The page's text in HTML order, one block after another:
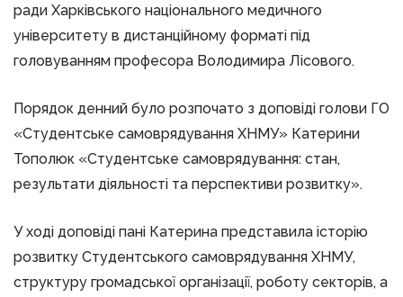
ради Харківського національного медичного
університету в дистанційному форматі під
головуванням професора Володимира Лісового.
Порядок денний було розпочато з доповіді голови ГО
«Студентське самоврядування ХНМУ» Катерини
Тополюк «Студентське самоврядування: стан,
результати діяльності та перспективи розвитку».
У ході доповіді пані Катерина представила історію
розвитку Студентського самоврядування ХНМУ,
структуру громадської організації, роботу секторів, а